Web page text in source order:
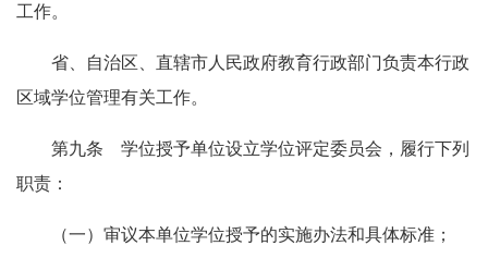
工作。
省、自治区、直辖市人民政府教育行政部门负责本行政
区域学位管理有关工作。
第九条 学位授予单位设立学位评定委员会，履行下列
职责：
（一）审议本单位学位授予的实施办法和具体标准；